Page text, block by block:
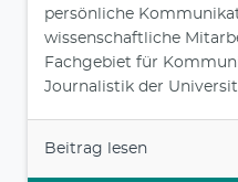
persönliche
wissenschaftliche
Fachgebiet für
Journalistik der
Beitrag lesen